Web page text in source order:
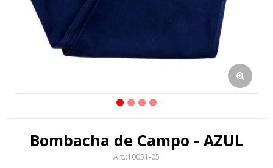
Bombacha de Campo - AZUL
10051-05